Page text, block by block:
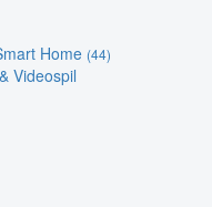
Home (44)
Videospil